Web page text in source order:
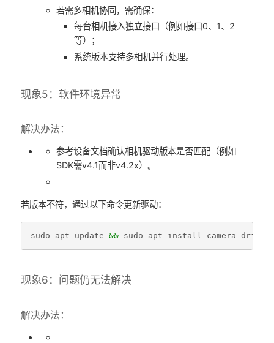
若需多相机协同，需确保：
每台相机接入独立接口（例如接口0、1、2
等）；
系统版本支持多相机并行处理。
现象5：软件环境异常
解决办法：
参考设备文档确认相机驱动版本是否匹配（例如
SDK需v4.1而非v4.2x）。
若版本不符，通过以下命令更新驱动：
sudo apt update && sudo apt install camera -driver
现象6：问题仍无法解决
解决办法：